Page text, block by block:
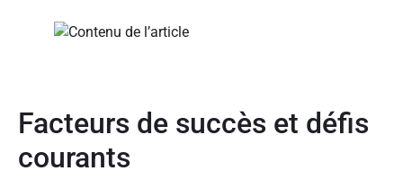
Facteurs de succès et défis
courants